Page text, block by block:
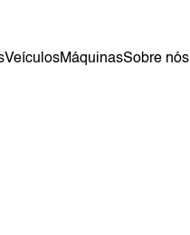
VeículosMáquinasSobre nós